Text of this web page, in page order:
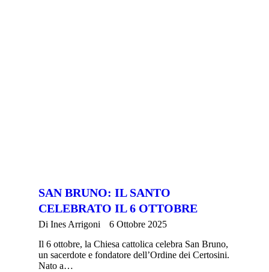
SAN BRUNO: IL SANTO
CELEBRATO IL 6 OTTOBRE
Di Ines Arrigoni
6 Ottobre 2025
Il 6 ottobre, la Chiesa cattolica celebra San Bruno,
un sacerdote e fondatore dell’Ordine dei Certosini.
Nato a…